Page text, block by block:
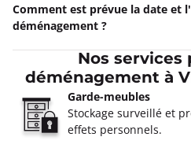
Comment est prévue la date et
déménagement ?
Nos
déménagement à
Garde-meubles
Stockage surveillé et
effets personnels.